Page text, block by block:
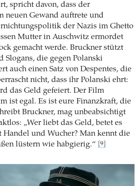
spricht davon, dass der
neuen Gewand auftrete und
der Nazis im Ghetto
Mutter in Auschwitz ermordet
gemacht werde. Bruckner stützt
Slogans, die gegen Polanski
auch einen Satz von Despentes, die
nicht, dass ihr Polanski ehrt:
das Geld gefeiert. Der Film
ist egal. Es ist eure Finanzkraft, die
Bruckner, mag unbeabsichtigt
„Wer liebt das Geld, betet es
und Wucher? Man kennt die
lüstern wie habgierig.“
[9]